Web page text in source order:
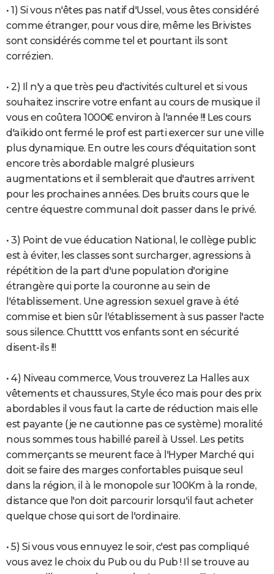
• 1) Si vous n'êtes pas natif d'Ussel, vous êtes considéré
comme étranger, pour vous dire, même les Brivistes
sont considérés comme tel et pourtant ils sont
corrézien.
• 2) Il n'y a que très peu d'activités culturel et si vous
souhaitez inscrire votre enfant au cours de musique il
vous en coûtera 1000€ environ à l'année !!! Les cours
d'aïkido ont fermé le prof est parti exercer sur une ville
plus dynamique. En outre les cours d'équitation sont
encore très abordable malgré plusieurs
augmentations et il semblerait que d'autres arrivent
pour les prochaines années. Des bruits cours que le
centre équestre communal doit passer dans le privé.
• 3) Point de vue éducation National, le collège public
est à éviter, les classes sont surcharger, agressions à
répétition de la part d'une population d'origine
étrangère qui porte la couronne au sein de
l'établissement. Une agression sexuel grave à été
commise et bien sûr l'établissement à sus passer l'acte
sous silence. Chutttt vos enfants sont en sécurité
disent-ils !!!
• 4) Niveau commerce, Vous trouverez La Halles aux
vêtements et chaussures, Style éco mais pour des prix
abordables il vous faut la carte de réduction mais elle
est payante (je ne cautionne pas ce système) moralité
nous sommes tous habillé pareil à Ussel. Les petits
commerçants se meurent face à l'Hyper Marché qui
doit se faire des marges confortables puisque seul
dans la région, il à le monopole sur 100Km à la ronde,
distance que l'on doit parcourir lorsqu'il faut acheter
quelque chose qui sort de l'ordinaire.
• 5) Si vous vous ennuyez le soir, c'est pas compliqué
vous avez le choix du Pub ou du Pub ! Il se trouve au